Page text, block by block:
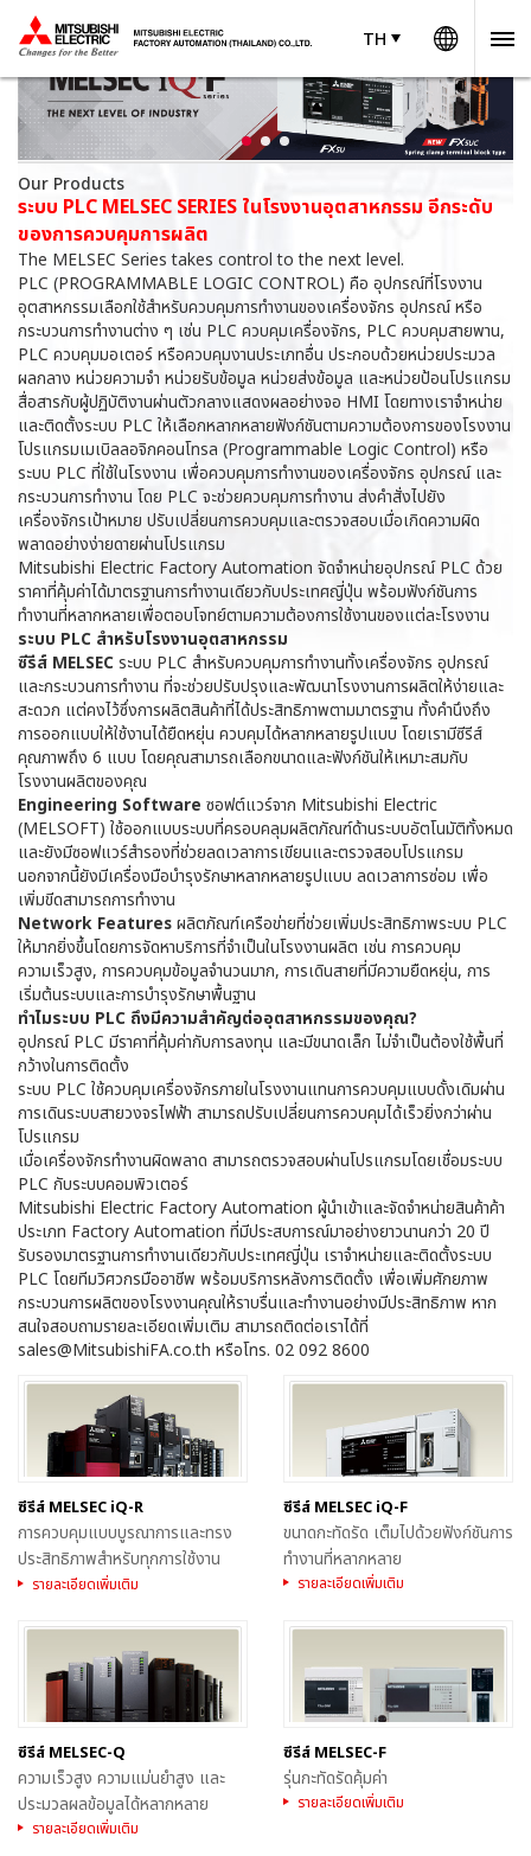
Thailand TH
TH
Our Products
ระบบ PLC MELSEC SERIES ในโรงงานอุตสาหกรรม อีกระดับ
ของการควบคุมการผลิต
The MELSEC Series takes control to the next level.
PLC (PROGRAMMABLE LOGIC CONTROL) คือ อุปกรณ์ที่โรงงาน
อุตสาหกรรมเลือกใช้สำหรับควบคุมการทำงานของเครื่องจักร อุปกรณ์ หรือ
กระบวนการทำงานต่าง ๆ เช่น PLC ควบคุมเครื่องจักร, PLC ควบคุมสายพาน,
PLC ควบคุมมอเตอร์ หรือควบคุมงานประเภทอื่น ประกอบด้วยหน่วยประมวล
ผลกลาง หน่วยความจำ หน่วยรับข้อมูล หน่วยส่งข้อมูล และหน่วยป้อนโปรแกรม
สื่อสารกับผู้ปฏิบัติงานผ่านตัวกลางแสดงผลอย่างจอ HMI โดยทางเราจำหน่าย
และติดตั้งระบบ PLC ให้เลือกหลากหลายฟังก์ชันตามความต้องการของโรงงาน
โปรแกรมเมเบิลลอจิกคอนโทรล (Programmable Logic Control) หรือ
ระบบ PLC ที่ใช้ในโรงงาน เพื่อควบคุมการทำงานของเครื่องจักร อุปกรณ์ และ
กระบวนการทำงาน โดย PLC จะช่วยควบคุมการทำงาน ส่งคำสั่งไปยัง
เครื่องจักรเป้าหมาย ปรับเปลี่ยนการควบคุมและตรวจสอบเมื่อเกิดความผิด
พลาดอย่างง่ายดายผ่านโปรแกรม
Mitsubishi Electric Factory Automation จัดจำหน่ายอุปกรณ์ PLC ด้วย
ราคาที่คุ้มค่าได้มาตรฐานการทำงานเดียวกับประเทศญี่ปุ่น พร้อมฟังก์ชันการ
ทำงานที่หลากหลายเพื่อตอบโจทย์ตามความต้องการใช้งานของแต่ละโรงงาน
ระบบ PLC สำหรับโรงงานอุตสาหกรรม
ซีรีส์ MELSECระบบ PLC สำหรับควบคุมการทำงานทั้งเครื่องจักร อุปกรณ์
และกระบวนการทำงาน ที่จะช่วยปรับปรุงและพัฒนาโรงงานการผลิตให้ง่ายและ
สะดวก แต่คงไว้ซึ่งการผลิตสินค้าที่ได้ประสิทธิภาพตามมาตรฐาน ทั้งคำนึงถึง
การออกแบบให้ใช้งานได้ยืดหยุ่น ควบคุมได้หลากหลายรูปแบบ โดยเรามีซีรีส์
คุณภาพถึง 6 แบบ โดยคุณสามารถเลือกขนาดและฟังก์ชันให้เหมาะสมกับ
โรงงานผลิตของคุณ
Engineering Software ซอฟต์แวร์จาก Mitsubishi Electric
(MELSOFT) ใช้ออกแบบระบบที่ครอบคลุมผลิตภัณฑ์ด้านระบบอัตโนมัติทั้งหมด
และยังมีซอฟแวร์สำรองที่ช่วยลดเวลาการเขียนและตรวจสอบโปรแกรม
นอกจากนี้ยังมีเครื่องมือบำรุงรักษาหลากหลายรูปแบบ ลดเวลาการซ่อม เพื่อ
เพิ่มขีดสามารถการทำงาน
Network Featuresผลิตภัณฑ์เครือข่ายที่ช่วยเพิ่มประสิทธิภาพระบบ PLC
ให้มากยิ่งขึ้นโดยการจัดหาบริการที่จำเป็นในโรงงานผลิต เช่น การควบคุม
ความเร็วสูง, การควบคุมข้อมูลจำนวนมาก, การเดินสายที่มีความยืดหยุ่น, การ
เริ่มต้นระบบและการบำรุงรักษาพื้นฐาน
ทำไมระบบ PLC ถึงมีความสำคัญต่ออุตสาหกรรมของคุณ?
อุปกรณ์ PLC มีราคาที่คุ้มค่ากับการลงทุน และมีขนาดเล็ก ไม่จำเป็นต้องใช้พื้นที่
กว้างในการติดตั้ง
ระบบ PLC ใช้ควบคุมเครื่องจักรภายในโรงงานแทนการควบคุมแบบดั้งเดิมผ่าน
การเดินระบบสายวงจรไฟฟ้า สามารถปรับเปลี่ยนการควบคุมได้เร็วยิ่งกว่าผ่าน
โปรแกรม
เมื่อเครื่องจักรทำงานผิดพลาด สามารถตรวจสอบผ่านโปรแกรมโดยเชื่อมระบบ
PLC กับระบบคอมพิวเตอร์
Mitsubishi Electric Factory Automation ผู้นำเข้าและจัดจำหน่ายสินค้าค้า
ประเภท Factory Automation ที่มีประสบการณ์มาอย่างยาวนานกว่า 20 ปี
รับรองมาตรฐานการทำงานเดียวกับประเทศญี่ปุ่น เราจำหน่ายและติดตั้งระบบ
PLC โดยทีมวิศวกรมืออาชีพ พร้อมบริการหลังการติดตั้ง เพื่อเพิ่มศักยภาพ
กระบวนการผลิตของโรงงานคุณให้ราบรื่นและทำงานอย่างมีประสิทธิภาพ หาก
สนใจสอบถามรายละเอียดเพิ่มเติม สามารถติดต่อเราได้ที่
sales@MitsubishiFA.co.th หรือโทร. 02 092 8600
ซีรีส์ MELSEC iQ-R
การควบคุมแบบบูรณาการและทรง
ประสิทธิภาพสำหรับทุกการใช้งาน
MELSEC iQ-R มีแพลตฟอร์มการ
ด้วยการประมวลผลที่รวดเร็ว การซิง
โครไนซ์โมดูลและเครือข่าย รวมไปถึง
การควบคุมแบบ multi-discipline
การออกแบบขั
รายละเอียดเพิ่มเติม
ซีรีส์ MELSEC iQ-F
ขนาดกะทัดรัด เต็มไปด้วยฟังก์ชันการ
ทำงานที่หลากหลาย
รายละเอียดเพิ่มเติม
ซีรีส์ MELSEC-Q
ความเร็วสูง ความแม่นยำสูง และ
ประมวลผลข้อมูลได้หลากหลาย
รายละเอียดเพิ่มเติม
ซีรีส์ MELSEC-F
รุ่นกะทัดรัดคุ้มค่า
รายละเอียดเพิ่มเติม